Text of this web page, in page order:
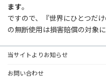
ます。
ですので、『世界にひとつだ
の無断使用は損害賠償の対象に
当サイトよりお知らせ
お問い合わせ